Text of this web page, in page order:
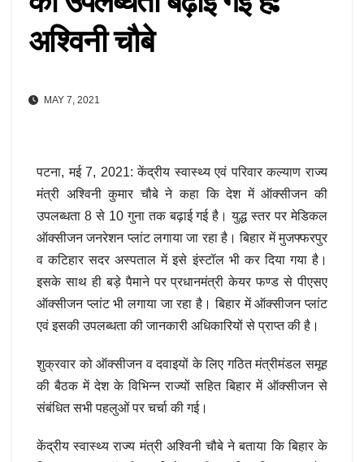
अश्विनी चौबे
MAY 7, 2021
पटना, मई 7, 2021: केंद्रीय स्वास्थ्य एवं परिवार कल्याण राज्य
मंत्री अश्विनी कुमार चौबे ने कहा कि देश में ऑक्सीजन की
उपलब्धता 8 से 10 गुना तक बढ़ाई गई है। युद्ध स्तर पर मेडिकल
ऑक्सीजन जनरेशन प्लांट लगाया जा रहा है। बिहार में मुजफ्फरपुर
व कटिहार सदर अस्पताल में इसे इंस्टॉल भी कर दिया गया है।
इसके साथ ही बड़े पैमाने पर प्रधानमंत्री केयर फण्ड से पीएसए
ऑक्सीजन प्लांट भी लगाया जा रहा है। बिहार में ऑक्सीजन प्लांट
एवं इसकी उपलब्धता की जानकारी अधिकारियों से प्राप्त की है।
शुक्रवार को ऑक्सीजन व दवाइयों के लिए गठित मंत्रीमंडल समूह
की बैठक में देश के विभिन्न राज्यों सहित बिहार में ऑक्सीजन से
संबंधित सभी पहलुओं पर चर्चा की गई।
केंद्रीय स्वास्थ्य राज्य मंत्री अश्विनी चौबे ने बताया कि बिहार के